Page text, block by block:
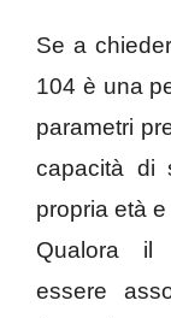
Se a
104 è una
parametri
capacità di
propria età
Qualora il
essere